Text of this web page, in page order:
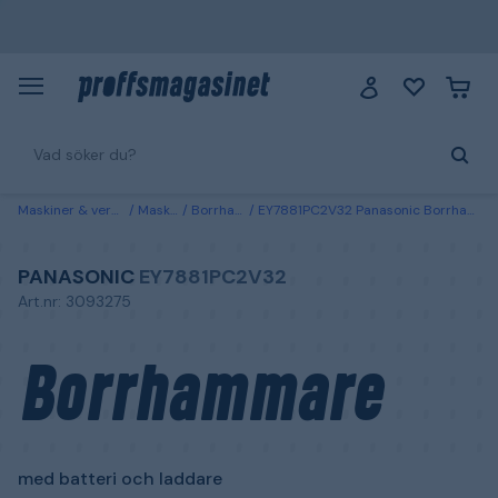
Maskiner & verktyg Maskiner Borrhammare EY7881PC2V32 Panasonic Borrhammare med batteri och laddare
PANASONIC EY7881PC2V32
Art.nr: 3093275
Borrhammare
med batteri och laddare